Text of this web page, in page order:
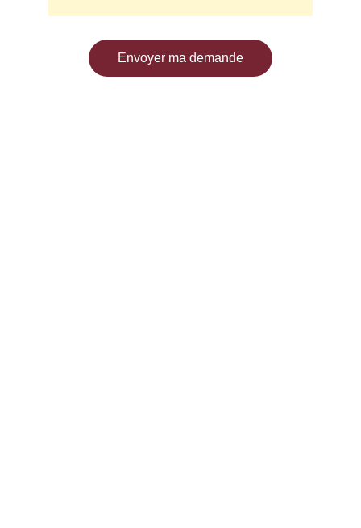
Envoyer ma demande